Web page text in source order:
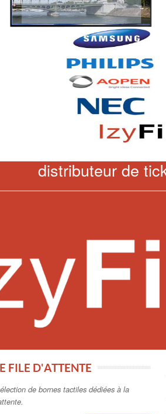
distributeur de
FILE D'ATTENTE
de bornes tactiles dédiées à la